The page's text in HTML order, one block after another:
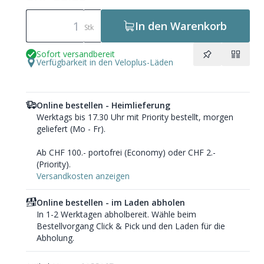
Stk In den Warenkorb
Sofort versandbereit
Verfügbarkeit in den Veloplus-Läden
Online bestellen - Heimlieferung
Werktags bis 17.30 Uhr mit Priority bestellt, morgen
geliefert (Mo - Fr).
Ab CHF 100.- portofrei (Economy) oder CHF 2.-
(Priority).
Versandkosten anzeigen
Online bestellen - im Laden abholen
In 1-2 Werktagen abholbereit. Wähle beim
Bestellvorgang Click & Pick und den Laden für die
Abholung.